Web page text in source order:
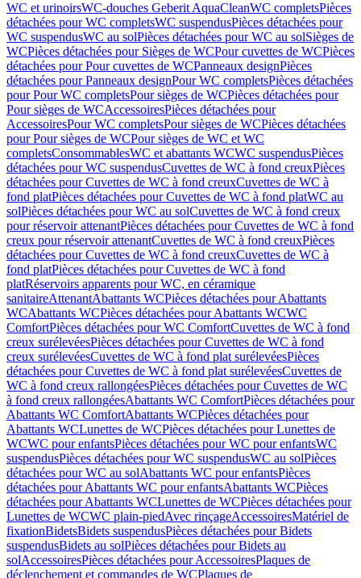
WC et urinoirsWC-douches Geberit AquaCleanWC completsPièces
détachées pour WC completsWC suspendusPièces détachées pour
WC suspendusWC au solPièces détachées pour WC au solSièges de
WCPièces détachées pour Sièges de WCPour cuvettes de WCPièces
détachées pour Pour cuvettes de WCPanneaux designPièces
détachées pour Panneaux designPour WC completsPièces détachées
pour Pour WC completsPour sièges de WCPièces détachées pour
Pour sièges de WCAccessoiresPièces détachées pour
AccessoiresPour WC completsPour sièges de WCPièces détachées
pour Pour sièges de WCPour sièges de WC et WC
completsConsommablesWC et abattants WCWC suspendusPièces
détachées pour WC suspendusCuvettes de WC à fond creuxPièces
détachées pour Cuvettes de WC à fond creuxCuvettes de WC à
fond platPièces détachées pour Cuvettes de WC à fond platWC au
solPièces détachées pour WC au solCuvettes de WC à fond creux
pour réservoir attenantPièces détachées pour Cuvettes de WC à fond
creux pour réservoir attenantCuvettes de WC à fond creuxPièces
détachées pour Cuvettes de WC à fond creuxCuvettes de WC à
fond platPièces détachées pour Cuvettes de WC à fond
platRéservoirs apparents pour WC, en céramique
sanitaireAttenantAbattants WCPièces détachées pour Abattants
WCAbattants WCPièces détachées pour Abattants WCWC
ComfortPièces détachées pour WC ComfortCuvettes de WC à fond
creux surélevéesPièces détachées pour Cuvettes de WC à fond
creux surélevéesCuvettes de WC à fond plat surélevéesPièces
détachées pour Cuvettes de WC à fond plat surélevéesCuvettes de
WC à fond creux rallongéesPièces détachées pour Cuvettes de WC
à fond creux rallongéesAbattants WC ComfortPièces détachées pour
Abattants WC ComfortAbattants WCPièces détachées pour
Abattants WCLunettes de WCPièces détachées pour Lunettes de
WCWC pour enfantsPièces détachées pour WC pour enfantsWC
suspendusPièces détachées pour WC suspendusWC au solPièces
détachées pour WC au solAbattants WC pour enfantsPièces
détachées pour Abattants WC pour enfantsAbattants WCPièces
détachées pour Abattants WCLunettes de WCPièces détachées pour
Lunettes de WCWC plain-piedAvec rinçageAccessoiresMatériel de
fixationBidetsBidets suspendusPièces détachées pour Bidets
suspendusBidets au solPièces détachées pour Bidets au
solAccessoiresPièces détachées pour AccessoiresPlaques de
déclenchement et commandes de WCPlaques de